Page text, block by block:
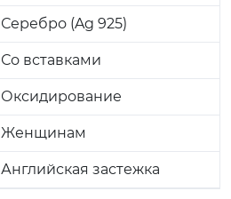
Серебро (Ag 925)
Со вставками
Оксидирование
Женщинам
Английская застежка